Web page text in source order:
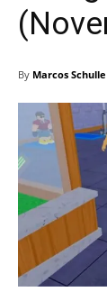
By Marcos Schulle